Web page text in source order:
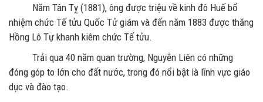
Năm Tân Tỵ (1881), ông được triệu về kinh đô Huế bổ
nhiệm chức Tế tửu Quốc Tử giám và đến năm 1883 được thăng
Hồng Lô Tự khanh kiêm chức Tế tửu.
Trải qua 40 năm quan trường, Nguyễn Liên có những
đóng góp to lớn cho đất nước, trong đó nổi bật là lĩnh vực giáo
dục và đào tạo.